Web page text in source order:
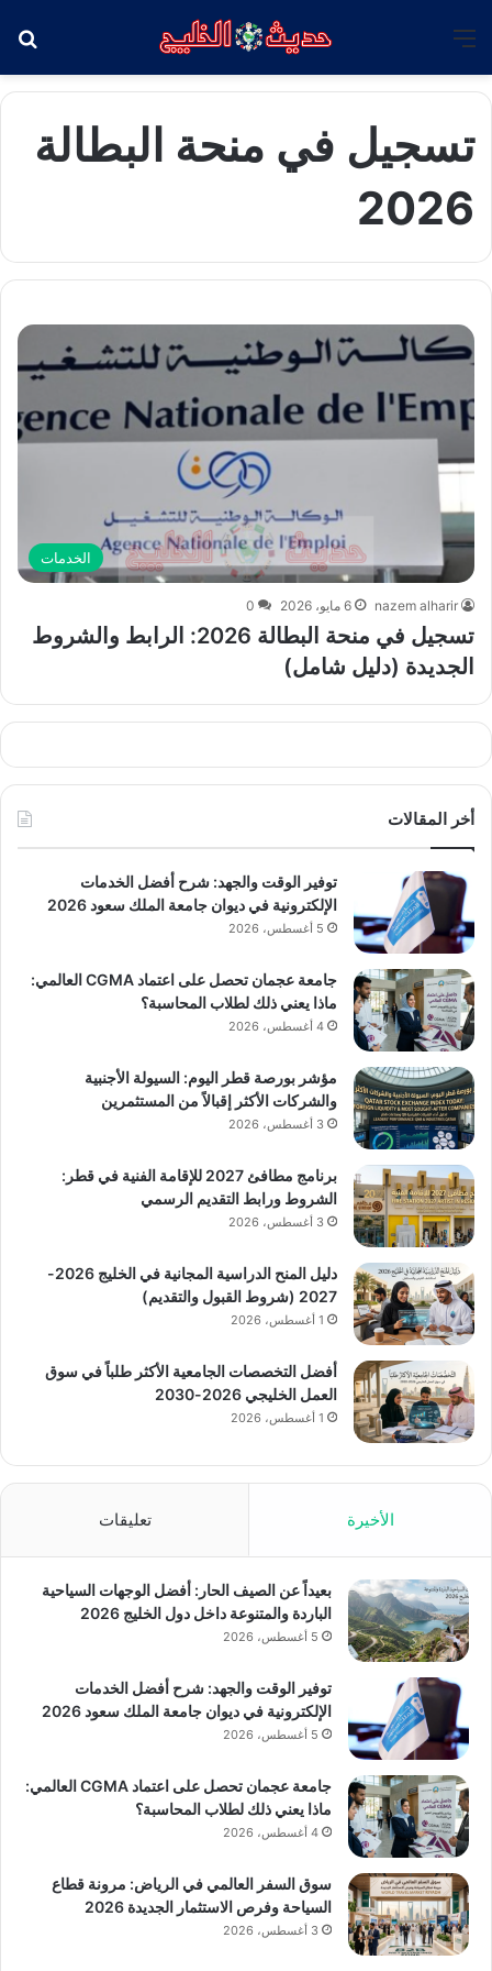
تسجيل في منحة البطالة
2026
الخدمات
nazem alharir 6 مايو، 2026 0
تسجيل في منحة البطالة 2026: الرابط والشروط
الجديدة (دليل شامل)
أخر المقالات
توفير الوقت والجهد: شرح أفضل الخدمات
الإلكترونية في ديوان جامعة الملك سعود 2026
5 أغسطس، 2026
جامعة عجمان تحصل على اعتماد CGMA العالمي:
ماذا يعني ذلك لطلاب المحاسبة؟
4 أغسطس، 2026
مؤشر بورصة قطر اليوم: السيولة الأجنبية
والشركات الأكثر إقبالاً من المستثمرين
3 أغسطس، 2026
برنامج مطافئ 2027 للإقامة الفنية في قطر:
الشروط ورابط التقديم الرسمي
3 أغسطس، 2026
دليل المنح الدراسية المجانية في الخليج 2026-
2027 (شروط القبول والتقديم)
1 أغسطس، 2026
أفضل التخصصات الجامعية الأكثر طلباً في سوق
العمل الخليجي 2026-2030
1 أغسطس، 2026
الأخيرة تعليقات
بعيداً عن الصيف الحار: أفضل الوجهات السياحية
الباردة والمتنوعة داخل دول الخليج 2026
5 أغسطس، 2026
توفير الوقت والجهد: شرح أفضل الخدمات
الإلكترونية في ديوان جامعة الملك سعود 2026
5 أغسطس، 2026
جامعة عجمان تحصل على اعتماد CGMA العالمي:
ماذا يعني ذلك لطلاب المحاسبة؟
4 أغسطس، 2026
سوق السفر العالمي في الرياض: مرونة قطاع
السياحة وفرص الاستثمار الجديدة 2026
3 أغسطس، 2026